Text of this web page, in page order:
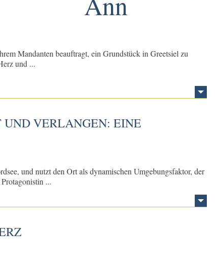
Mandanten beauftragt, ein Grundstück in Greetsiel zu
und ...
UND VERLANGEN: EINE
und nutzt den Ort als dynamischen Umgebungsfaktor, der
...